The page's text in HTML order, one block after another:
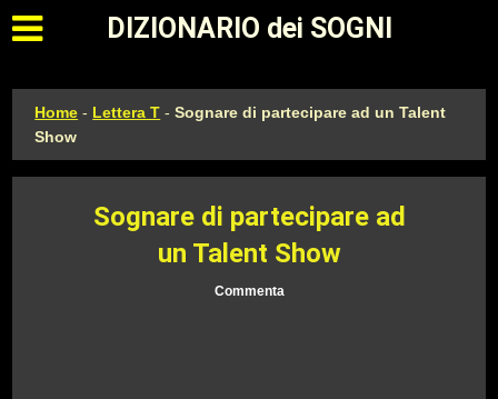
Apri il menu principale
DIZIONARIO dei SOGNI
Home - Lettera T -Sognare di partecipare ad un Talent
Show
Sognare di partecipare ad
un Talent Show
Commenta